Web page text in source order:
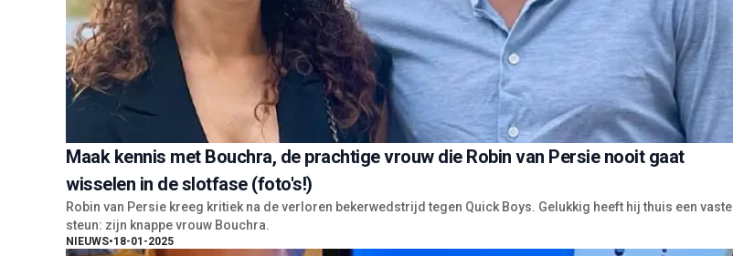
Maak kennis met Bouchra, de prachtige vrouw die Robin van Persie nooit gaat
wisselen in de slotfase (foto's!)
Robin van Persie kreeg kritiek na de verloren bekerwedstrijd tegen Quick Boys. Gelukkig heeft hij thuis een vaste
steun: zijn knappe vrouw Bouchra.
NIEUWS•18-01-2025